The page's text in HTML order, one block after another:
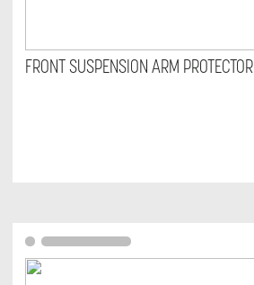
FRONT SUSPENSION ARM PROTECTOR